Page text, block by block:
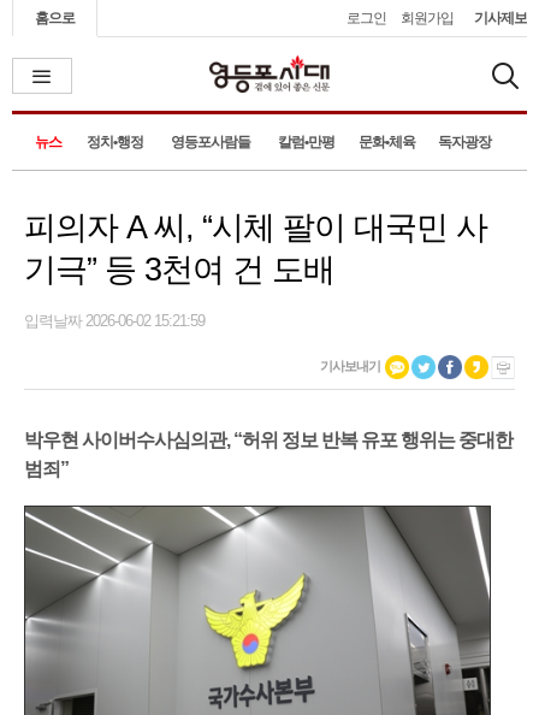
홈으로 로그인 회원가입 기사제보
뉴스 정치•행정 영등포사람들 칼럼•만평 문화•체육 독자광장
피의자 A 씨, “시체 팔이 대국민 사
기극” 등 3천여 건 도배
입력날짜 2026-06-02 15:21:59
기사보내기
박우현 사이버수사심의관, “허위 정보 반복 유포 행위는 중대한
범죄”